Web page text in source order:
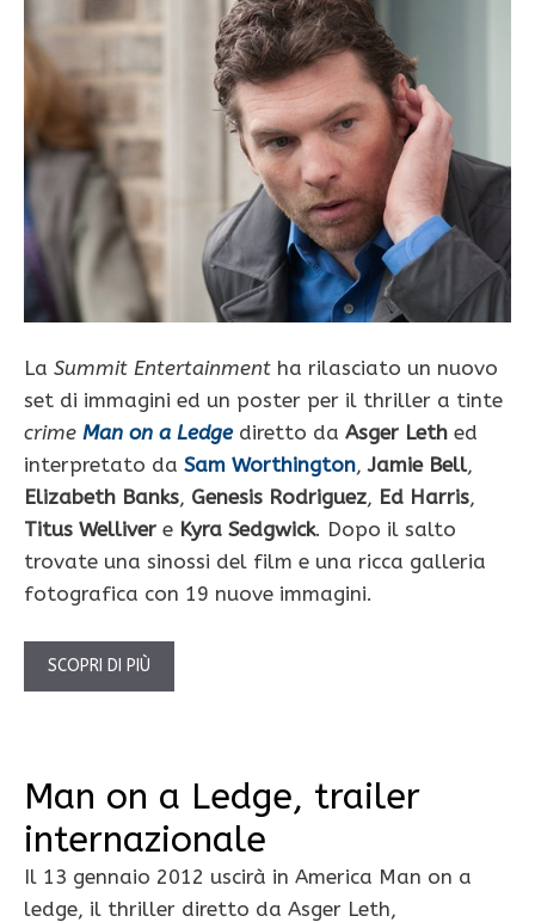
La Summit Entertainment ha rilasciato un nuovo
set di immagini ed un poster per il thriller a tinte
crime Man on a Ledgediretto da Asger Leth ed
interpretato da Sam Worthington,Jamie Bell,
Elizabeth Banks, Genesis Rodriguez, Ed Harris,
Titus Welliver e Kyra Sedgwick. Dopo il salto
trovate una sinossi del film e una ricca galleria
fotografica con 19 nuove immagini.
SCOPRI DI PIÙ
Man on a Ledge, trailer
internazionale
Il 13 gennaio 2012 uscirà in America Man on a
ledge, il thriller diretto da Asger Leth,